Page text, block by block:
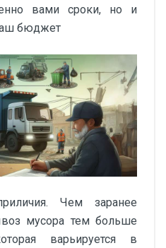
вами сроки, но и
бюджет
Чем заранее
мусора тем больше
варьируется в